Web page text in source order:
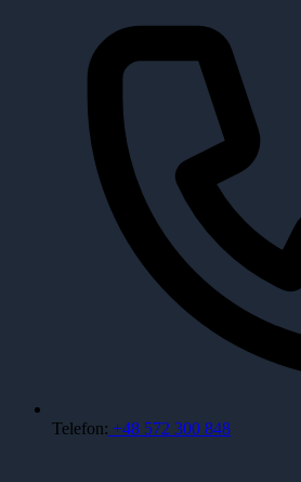
Telefon: +48 572 300 848